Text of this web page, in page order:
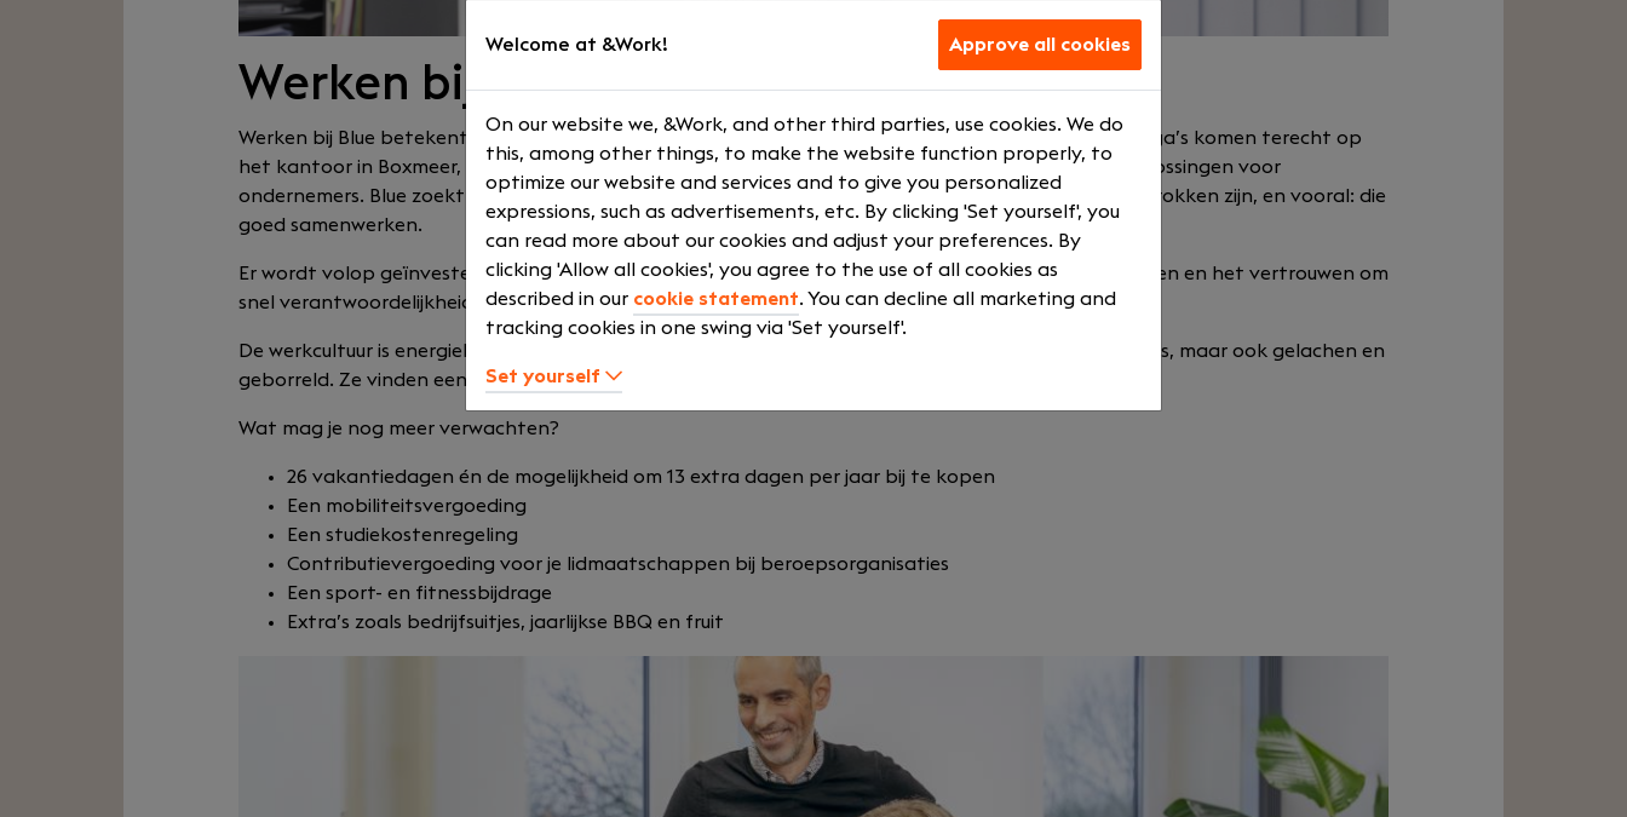
Werken bij Blue Accountants | Adviseurs
Werken bij Blue betekent werken in een professioneel, open en toekomstgericht team. Nieuwe collega’s komen terecht op
het kantoor in Boxmeer, omringd door vakkundige professionals die samenwerken aan de beste oplossingen voor
ondernemers. Blue zoekt mensen die verantwoordelijkheid durven te nemen, die klantgericht en betrokken zijn, en vooral: die
goed samenwerken.
Er wordt volop geïnvesteerd in de werknemers. Dat zie je terug in doorgroeimogelijkheden, opleidingen en het vertrouwen om
snel verantwoordelijkheid te nemen. Ontwikkeling wordt actief gestimuleerd.
De werkcultuur is energiek, met ruimte voor ontspanning. Er wordt hard gewerkt wanneer het nodig is, maar ook gelachen en
geborreld. Ze vinden een gezonde werk-privébalans belangrijk.
Wat mag je nog meer verwachten?
26 vakantiedagen én de mogelijkheid om 13 extra dagen per jaar bij te kopen
Een mobiliteitsvergoeding
Een studiekostenregeling
Contributievergoeding voor je lidmaatschappen bij beroepsorganisaties
Een sport- en fitnessbijdrage
Extra’s zoals bedrijfsuitjes, jaarlijkse BBQ en fruit
Welcome at &Work! Approve all cookies
On our website we, &Work, and other third parties, use cookies. We do
this, among other things, to make the website function properly, to
optimize our website and services and to give you personalized
expressions, such as advertisements, etc. By clicking 'Set yourself', you
can read more about our cookies and adjust your preferences. By
clicking 'Allow all cookies', you agree to the use of all cookies as
described in our cookie statement. You can decline all marketing and
tracking cookies in one swing via 'Set yourself'.
Set yourself